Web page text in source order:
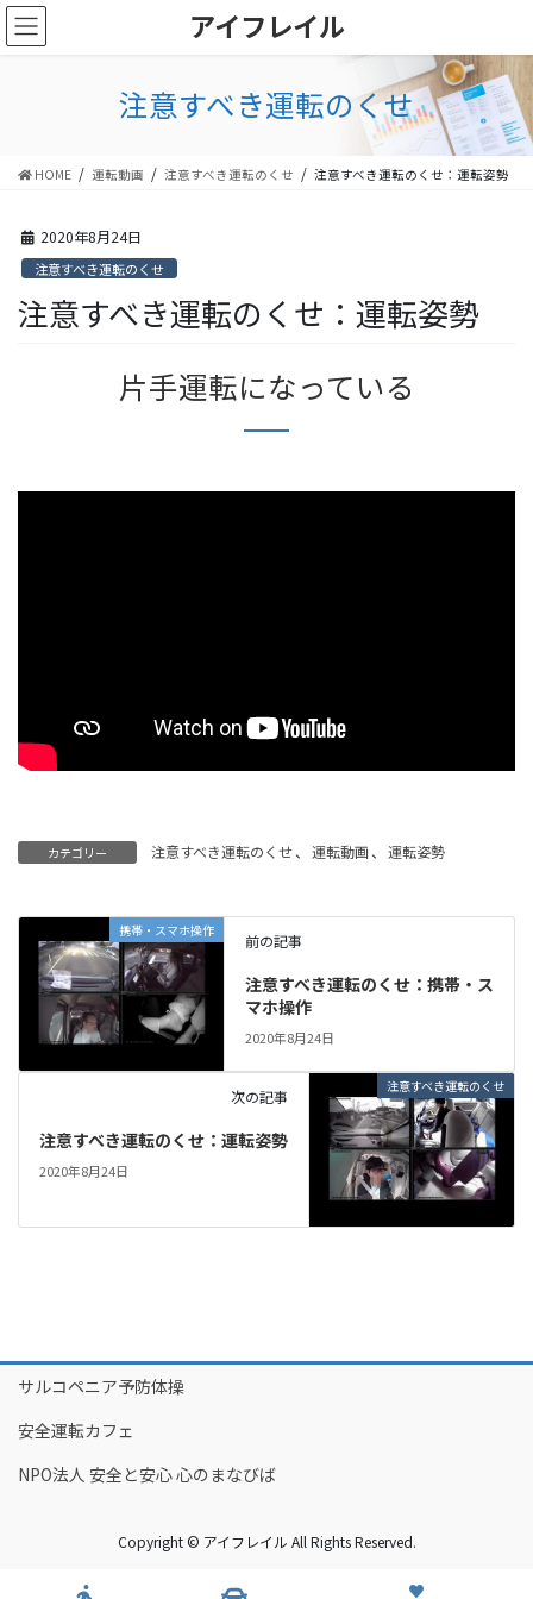
コ
ン
ナ
ビ
アイフレイル
注意すべき運転のくせ
HOME 運転動画 注意すべき運転のくせ 注意すべき運転のくせ：運転姿勢
2020年8月24日
注意すべき運転のくせ
注意すべき運転のくせ：運転姿勢
片手運転になっている
カテゴリー 注意すべき運転のくせ、 運転動画 、 運転姿勢
携帯・スマホ操作
前の記事
注意すべき運転のくせ：携帯・ス
マホ操作
2020年8月24日
注意すべき運転のくせ
次の記事
注意すべき運転のくせ：運転姿勢
2020年8月24日
サルコペニア予防体操
安全運転カフェ
NPO法人 安全と安心 心のまなびば
Copyright © アイフレイル All Rights Reserved.